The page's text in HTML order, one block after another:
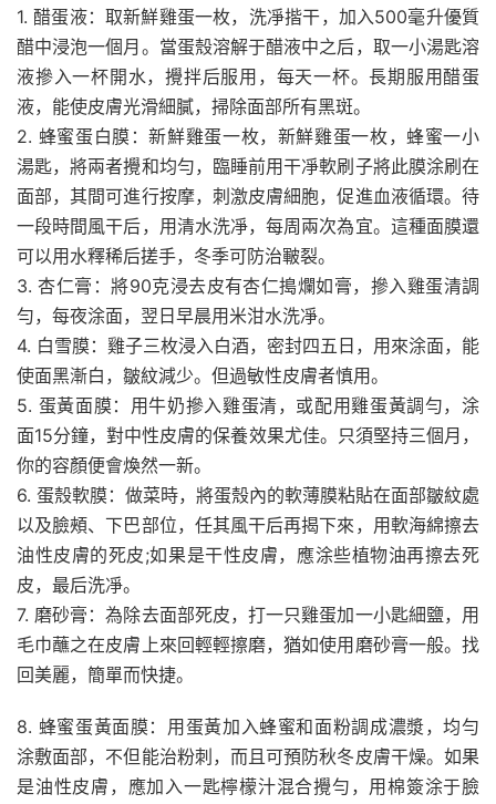
1. 醋蛋液：取新鮮雞蛋一枚，洗凈揩干，加入500毫升優質
醋中浸泡一個月。當蛋殼溶解于醋液中之后，取一小湯匙溶
液摻入一杯開水，攪拌后服用，每天一杯。長期服用醋蛋
液，能使皮膚光滑細膩，掃除面部所有黑斑。
2. 蜂蜜蛋白膜：新鮮雞蛋一枚，新鮮雞蛋一枚，蜂蜜一小
湯匙，將兩者攪和均勻，臨睡前用干凈軟刷子將此膜涂刷在
面部，其間可進行按摩，刺激皮膚細胞，促進血液循環。待
一段時間風干后，用清水洗凈，每周兩次為宜。這種面膜還
可以用水釋稀后搓手，冬季可防治皸裂。
3. 杏仁膏：將90克浸去皮有杏仁搗爛如膏，摻入雞蛋清調
勻，每夜涂面，翌日早晨用米泔水洗凈。
4. 白雪膜：雞子三枚浸入白酒，密封四五日，用來涂面，能
使面黑漸白，皺紋減少。但過敏性皮膚者慎用。
5. 蛋黃面膜：用牛奶摻入雞蛋清，或配用雞蛋黃調勻，涂
面15分鐘，對中性皮膚的保養效果尤佳。只須堅持三個月，
你的容顏便會煥然一新。
6. 蛋殼軟膜：做菜時，將蛋殼內的軟薄膜粘貼在面部皺紋處
以及臉頰、下巴部位，任其風干后再揭下來，用軟海綿擦去
油性皮膚的死皮;如果是干性皮膚，應涂些植物油再擦去死
皮，最后洗凈。
7. 磨砂膏：為除去面部死皮，打一只雞蛋加一小匙細鹽，用
毛巾蘸之在皮膚上來回輕輕擦磨，猶如使用磨砂膏一般。找
回美麗，簡單而快捷。
8. 蜂蜜蛋黃面膜：用蛋黃加入蜂蜜和面粉調成濃漿，均勻
涂敷面部，不但能治粉刺，而且可預防秋冬皮膚干燥。如果
是油性皮膚，應加入一匙檸檬汁混合攪勻，用棉簽涂于臉